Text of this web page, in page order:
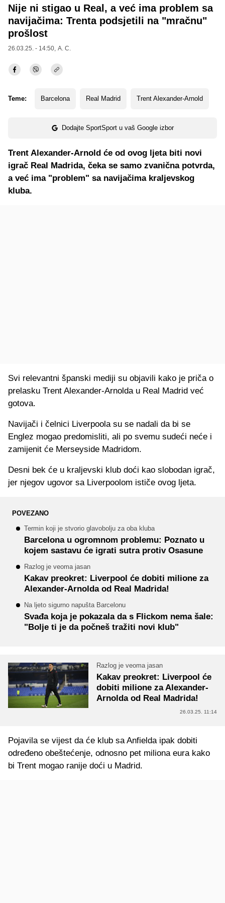
Nije ni stigao u Real, a već ima problem sa
navijačima: Trenta podsjetili na "mračnu"
prošlost
26.03.25. - 14:50, A. C.
Teme: Barcelona Real Madrid Trent Alexander-Arnold
Dodajte SportSport u vaš Google izbor
Trent Alexander-Arnold će od ovog ljeta biti novi
igrač Real Madrida, čeka se samo zvanična potvrda,
a već ima "problem" sa navijačima kraljevskog
kluba.
Svi relevantni španski mediji su objavili kako je priča o
prelasku Trent Alexander-Arnolda u Real Madrid već
gotova.
Navijači i čelnici Liverpoola su se nadali da bi se
Englez mogao predomisliti, ali po svemu sudeći neće i
zamijenit će Merseyside Madridom.
Desni bek će u kraljevski klub doći kao slobodan igrač,
jer njegov ugovor sa Liverpoolom ističe ovog ljeta.
POVEZANO
Termin koji je stvorio glavobolju za oba kluba
Barcelona u ogromnom problemu: Poznato u
kojem sastavu će igrati sutra protiv Osasune
Razlog je veoma jasan
Kakav preokret: Liverpool će dobiti milione za
Alexander-Arnolda od Real Madrida!
Na ljeto sigurno napušta Barcelonu
Svađa koja je pokazala da s Flickom nema šale:
"Bolje ti je da počneš tražiti novi klub"
Razlog je veoma jasan
Kakav preokret: Liverpool će
dobiti milione za Alexander-
Arnolda od Real Madrida!
26.03.25. 11:14
Pojavila se vijest da će klub sa Anfielda ipak dobiti
određeno obeštećenje, odnosno pet miliona eura kako
bi Trent mogao ranije doći u Madrid.